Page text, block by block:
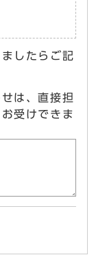
したらご記
は、直接担
受けできま